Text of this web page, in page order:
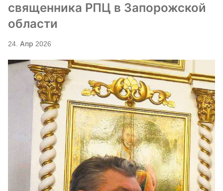
священника РПЦ в Запорожской
области
24. Апр 2026